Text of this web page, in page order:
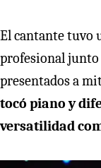
El cantante tuvo
profesional junto
presentados a
tocó piano y
versatilidad